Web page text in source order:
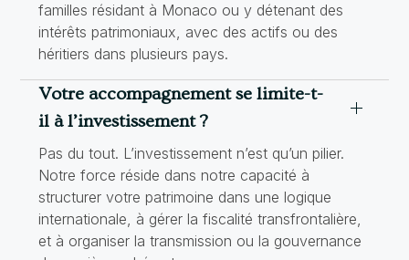
familles résidant à Monaco ou y détenant des
intérêts patrimoniaux, avec des actifs ou des
héritiers dans plusieurs pays.
Votre accompagnement se limite-t-
il à l’investissement ?
Pas du tout. L’investissement n’est qu’un pilier.
Notre force réside dans notre capacité à
structurer votre patrimoine dans une logique
internationale, à gérer la fiscalité transfrontalière,
et à organiser la transmission ou la gouvernance